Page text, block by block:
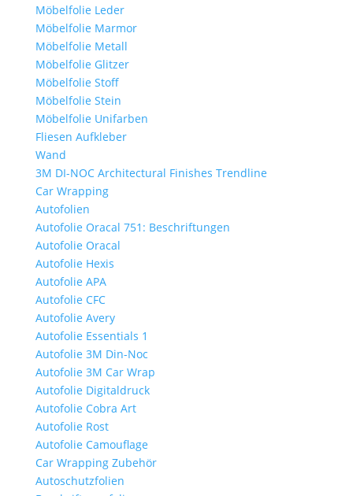
Möbelfolie Leder
Möbelfolie Marmor
Möbelfolie Metall
Möbelfolie Glitzer
Möbelfolie Stoff
Möbelfolie Stein
Möbelfolie Unifarben
Fliesen Aufkleber
Wand
3M DI-NOC Architectural Finishes Trendline
Car Wrapping
Autofolien
Autofolie Oracal 751: Beschriftungen
Autofolie Oracal
Autofolie Hexis
Autofolie APA
Autofolie CFC
Autofolie Avery
Autofolie Essentials 1
Autofolie 3M Din-Noc
Autofolie 3M Car Wrap
Autofolie Digitaldruck
Autofolie Cobra Art
Autofolie Rost
Autofolie Camouflage
Car Wrapping Zubehör
Autoschutzfolien